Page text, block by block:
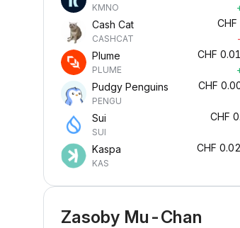
KMNO
Cash Cat
CASHCAT
CHF
Plume
PLUME
CHF
Pudgy Penguins
PENGU
CHF
Sui
SUI
CHF
Kaspa
KAS
CHF
Zasoby Mu-Chan